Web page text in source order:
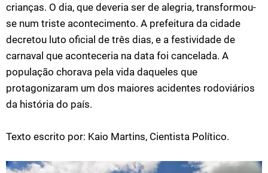
crianças. O dia, que deveria ser de alegria, transformou-
se num triste acontecimento. A prefeitura da cidade
decretou luto oficial de três dias, e a festividade de
carnaval que aconteceria na data foi cancelada. A
população chorava pela vida daqueles que
protagonizaram um dos maiores acidentes rodoviários
da história do país.
Texto escrito por: Kaio Martins, Cientista Político.